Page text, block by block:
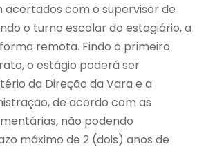
acertados com o supervisor de
o turno escolar do estagiário, a
remota. Findo o primeiro
o estágio poderá ser
da Direção da Vara e a
de acordo com as
não podendo
máximo de 2 (dois) anos de